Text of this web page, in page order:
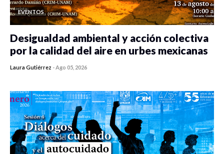
EVENTOS
Desigualdad ambiental y acción colectiva
por la calidad del aire en urbes mexicanas
Laura Gutiérrez -Ago 05, 2026